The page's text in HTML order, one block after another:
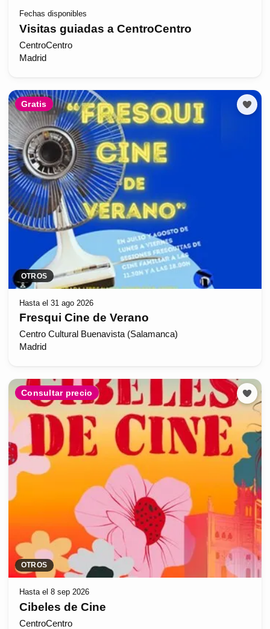
Fechas disponibles
Visitas guiadas a CentroCentro
CentroCentro
Madrid
Gratis
OTROS
Hasta el 31 ago 2026
Fresqui Cine de Verano
Centro Cultural Buenavista (Salamanca)
Madrid
Consultar precio
OTROS
Hasta el 8 sep 2026
Cibeles de Cine
CentroCentro